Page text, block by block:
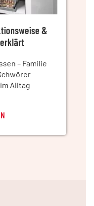
&
– Familie
Alltag